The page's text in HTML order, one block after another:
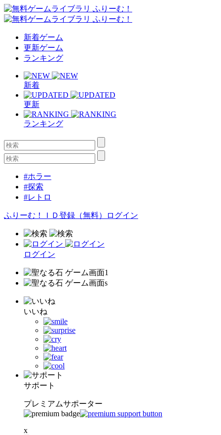
新着ゲーム
更新ゲーム
ランキング
新着
更新
ランキング
#ホラー
#探索
#レトロ
ふりーむ！ＩＤ登録（無料） ログイン
ログイン
いいね
サポート
プレミアムサポーター
x